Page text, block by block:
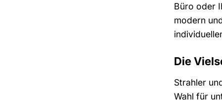
Büro oder
modern
Die
Strahler
Wahl für